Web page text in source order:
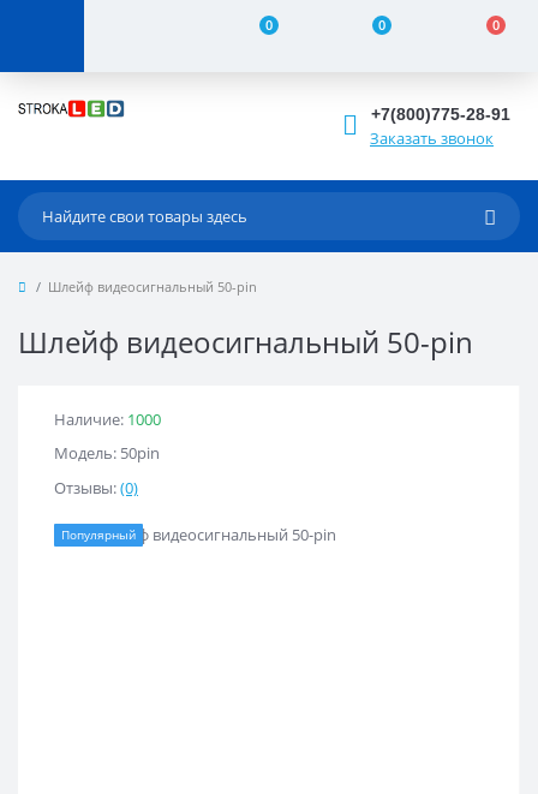
0 0 0
+7(800)775-28-91
Заказать звонок
Шлейф видеосигнальный 50-pin
Шлейф видеосигнальный 50-pin
Наличие: 1000
Модель: 50pin
Отзывы:(0)
Популярный